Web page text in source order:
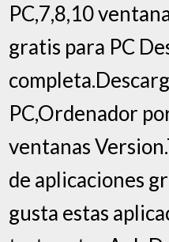
PC,7,8,10
gratis para PC
PC,Ordenador
ventanas
de aplicaciones
gusta estas